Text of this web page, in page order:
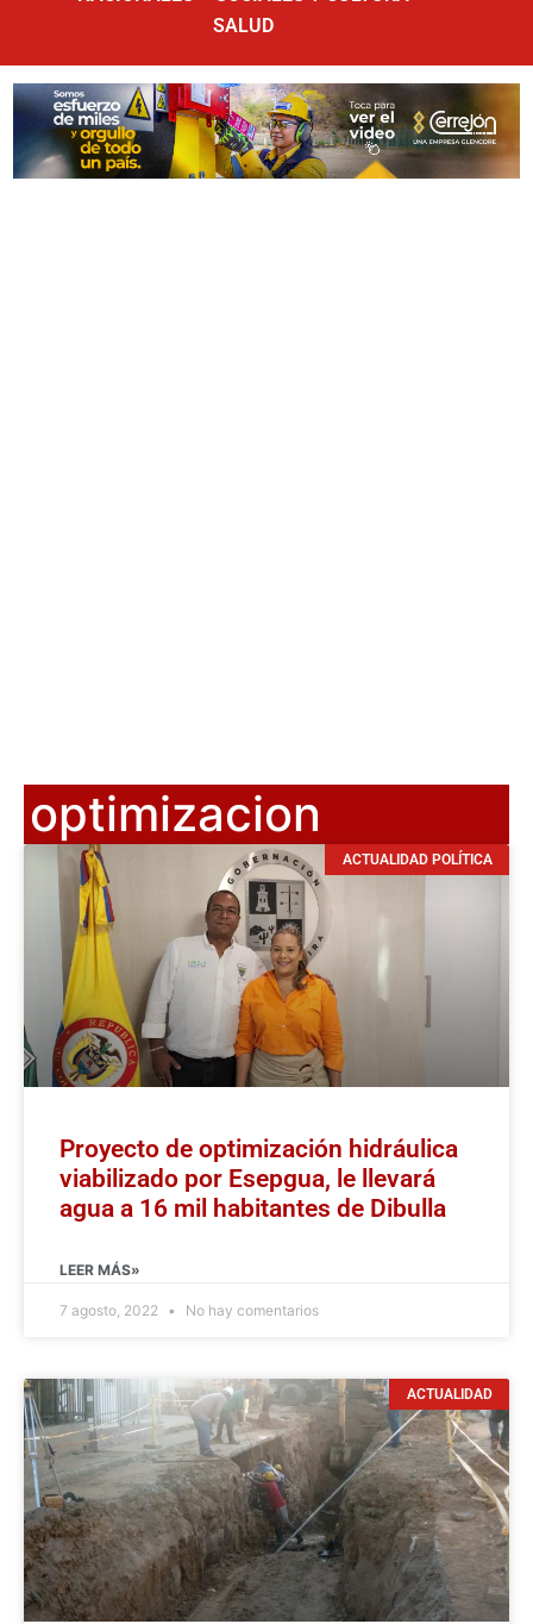
SALUD
optimizacion
ACTUALIDAD POLÍTICA
Proyecto de optimización hidráulica
viabilizado por Esepgua, le llevará
agua a 16 mil habitantes de Dibulla
LEER MÁS»
7 agosto, 2022 No hay comentarios
ACTUALIDAD